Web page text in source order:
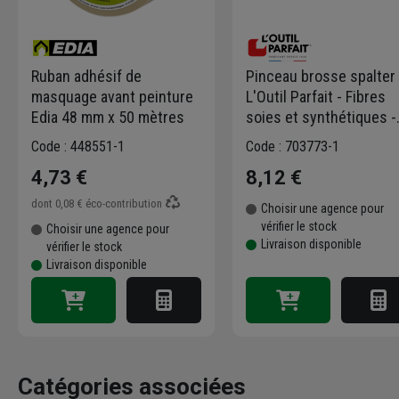
Ruban adhésif de
masquage avant peinture
Edia 48 mm x 50 mètres
Code : 448551-1
4,73 €
dont 0,08 € éco-contribution
Choisir une agence pour
vérifier le stock
Livraison disponible
Pinceau brosse spalter
L'Outil Parfait - Fibres
soies et synthétiques -
Taille 100 - Sortie 50
Code : 703773-1
8,12 €
Choisir une agence pour
vérifier le stock
Livraison disponible
Catégories associées